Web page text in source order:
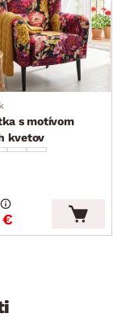
s motívom
kvetov
€